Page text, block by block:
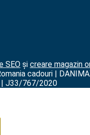
SEO și creare magazin
cadouri |
| J33/767/2020